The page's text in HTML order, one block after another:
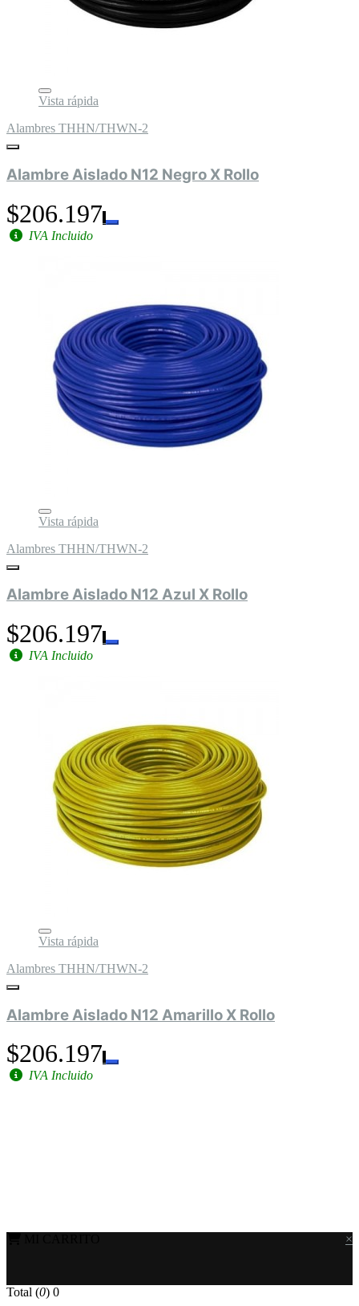
Vista rápida
Alambres THHN/THWN-2
Alambre Aislado N12 Negro X Rollo
$206.197
IVA Incluido
Vista rápida
Alambres THHN/THWN-2
Alambre Aislado N12 Azul X Rollo
$206.197
IVA Incluido
Vista rápida
Alambres THHN/THWN-2
Alambre Aislado N12 Amarillo X Rollo
$206.197
IVA Incluido
×
Total (0) 0